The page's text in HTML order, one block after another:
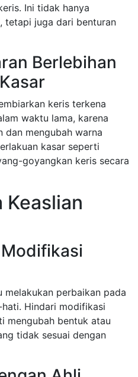
Ini tidak hanya
tetapi juga dari benturan
Berlebihan
keris terkena
waktu lama, karena
dan mengubah warna
kasar seperti
goyangkan keris secara
Keaslian
melakukan perbaikan pada
Hindari modifikasi
mengubah bentuk atau
tidak sesuai dengan